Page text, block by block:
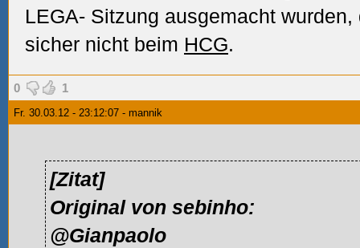
LEGA- Sitzung ausgemacht
sicher nicht beim HCG.
0 1
Fr. 30.03.12 - 23:12:07 - mannik
[Zitat]
Original von sebinho:
@Gianpaolo